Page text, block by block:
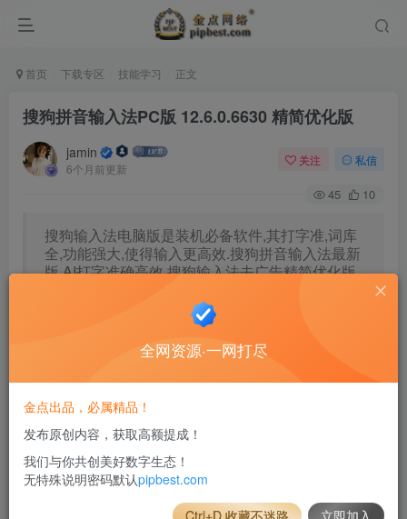
首页 下载专区 技能学习 正文
搜狗拼音输入法PC版 12.6.0.6630 精简优化版
jamin
6个月前更新
关注 私信
45 10
搜狗输入法电脑版是装机必备软件,其打字准,词库
全,功能强大,使得输入更高效.搜狗拼音输入法最新
版,AI打字准确高效.搜狗输入法去广告精简优化版,
升级日志 – 搜狗输入法
https://pinyin.sogou.com/changelog.php
特点描述
√ 去广告，精简优化，彻底屏蔽升级、删除阻止广告弹窗！
全网资源·一网打尽
金点出品，必属精品！
发布原创内容，获取高额提成！
我们与你共创美好数字生态！
无特殊说明密码默认pipbest.com
Ctrl+D 收藏不迷路 立即加入